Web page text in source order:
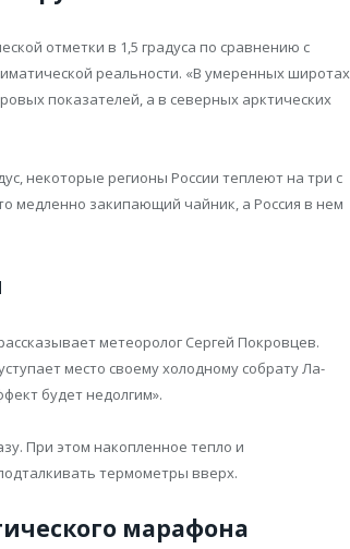
отметки в 1,5 градуса по сравнению с
реальности. «В умеренных широтах
показателей, а в северных арктических
некоторые регионы России теплеют на три с
медленно закипающий чайник, а Россия в нем
метеоролог Сергей Покровцев.
место своему холодному собрату Ла-
будет недолгим».
При этом накопленное тепло и
термометры вверх.
марафона